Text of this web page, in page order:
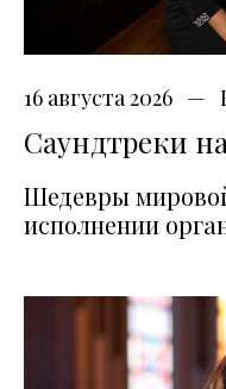
16 августа 2026
Саундтреки
Шедевры
исполнении